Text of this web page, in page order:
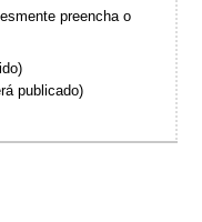
preencha o
publicado)